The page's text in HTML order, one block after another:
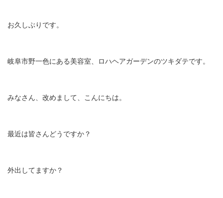
お久しぶりです。
岐阜市野一色にある美容室、ロハヘアガーデンのツキダテです。
みなさん、改めまして、こんにちは。
最近は皆さんどうですか？
外出してますか？